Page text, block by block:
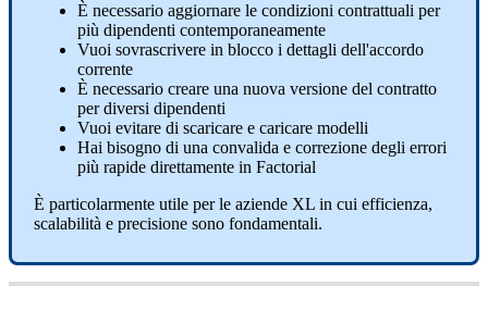
È necessario aggiornare le condizioni contrattuali per
più dipendenti contemporaneamente
Vuoi sovrascrivere in blocco i dettagli dell'accordo
corrente
È necessario creare una nuova versione del contratto
per diversi dipendenti
Vuoi evitare di scaricare e caricare modelli
Hai bisogno di una convalida e correzione degli errori
più rapide direttamente in Factorial
È particolarmente utile per le aziende XL in cui efficienza,
scalabilità e precisione sono fondamentali.